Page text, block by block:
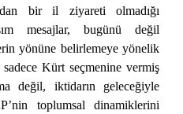
bir il ziyareti olmadığı
mesajlar, bugünü değil
yönüne belirlemeye yönelik
Kürt seçmenine vermiş
değil, iktidarın geleceğiyle
toplumsal dinamiklerini